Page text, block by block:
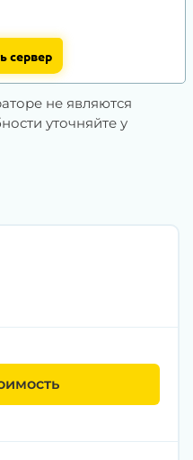
сервер
не являются
уточняйте у